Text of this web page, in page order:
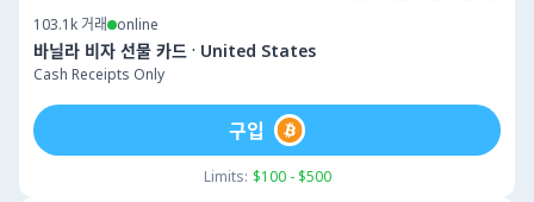
103.1k 거래 online
바닐라 비자 선물 카드 · United States
Cash Receipts Only
Limits: $100 - $500
구입